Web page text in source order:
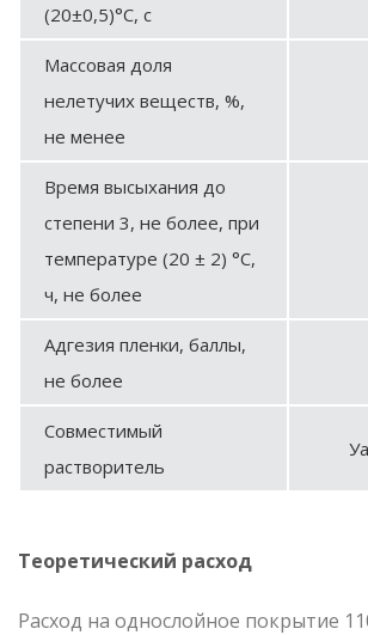
(20±0,5)°С, с
Массовая доля
нелетучих веществ, %,
не менее
Время высыхания до
степени 3, не более, при
температуре (20 ± 2) °С,
ч, не более
Адгезия пленки, баллы,
не более
Совместимый
растворитель
Теоретический расход
Расход на однослойное покрытие